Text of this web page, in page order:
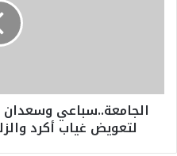
..
الجامعة..سباعي وسعدان
لتعويض غياب أكرد